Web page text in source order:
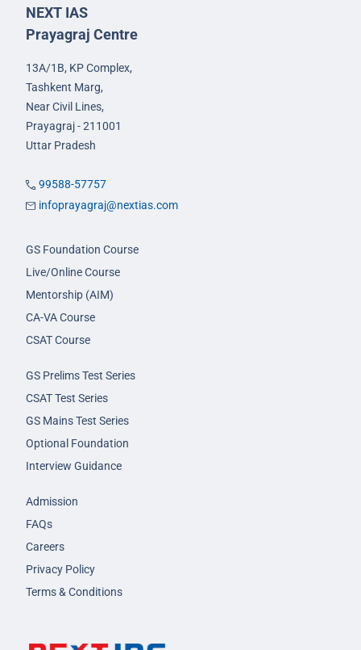
NEXT IAS
Prayagraj Centre
13A/1B, KP Complex,
Tashkent Marg,
Near Civil Lines,
Prayagraj - 211001
Uttar Pradesh
99588-57757
infoprayagraj@nextias.com
GS Foundation Course
Live/Online Course
Mentorship (AIM)
CA-VA Course
CSAT Course
GS Prelims Test Series
CSAT Test Series
GS Mains Test Series
Optional Foundation
Interview Guidance
Admission
FAQs
Careers
Privacy Policy
Terms & Conditions